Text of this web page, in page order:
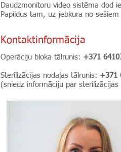
Daudzmonitoru video sistēma dod
Papildus tam, uz jebkura no
Kontaktinformācija
Operāciju bloka tālrunis: +371
Sterilizācijas nodaļas tālrunis: +371
(sniedz informāciju par sterilizācijas